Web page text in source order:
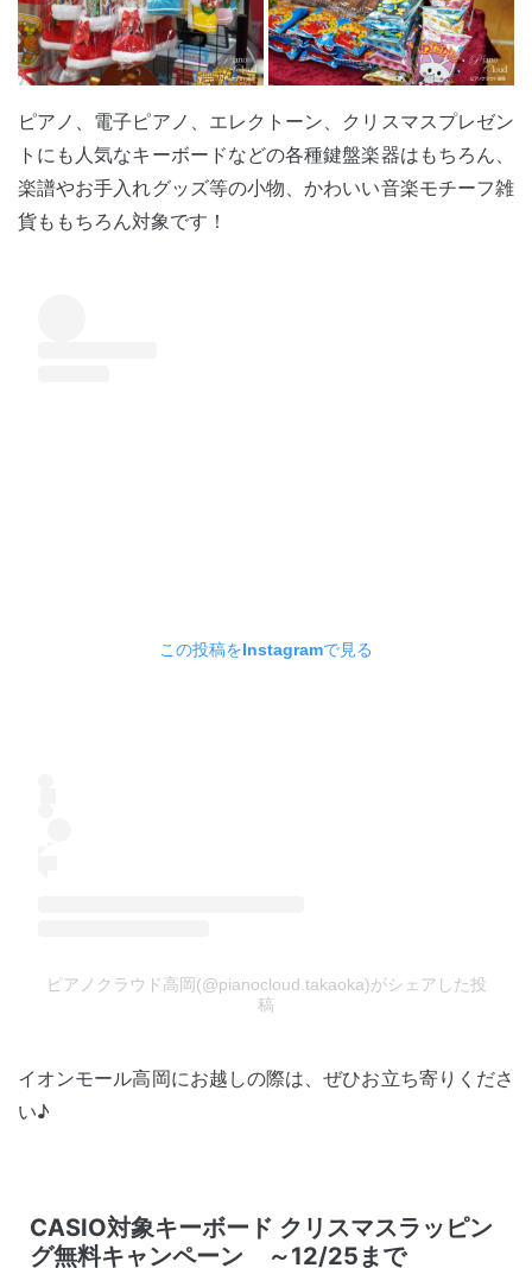
ピアノ、電子ピアノ、エレクトーン、クリスマスプレゼン
トにも人気なキーボードなどの各種鍵盤楽器はもちろん、
楽譜やお手入れグッズ等の小物、かわいい音楽モチーフ雑
貨ももちろん対象です！
この投稿をInstagramで見る
ピアノクラウド高岡(@pianocloud.takaoka)がシェアした投
稿
イオンモール高岡にお越しの際は、ぜひお立ち寄りくださ
い♪
CASIO対象キーボード クリスマスラッピン
グ無料キャンペーン ～12/25まで